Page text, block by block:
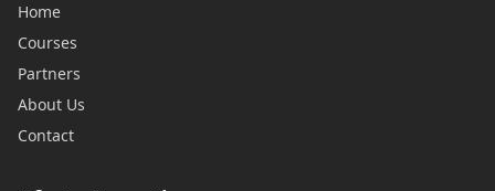
Home
Courses
Partners
About Us
Contact